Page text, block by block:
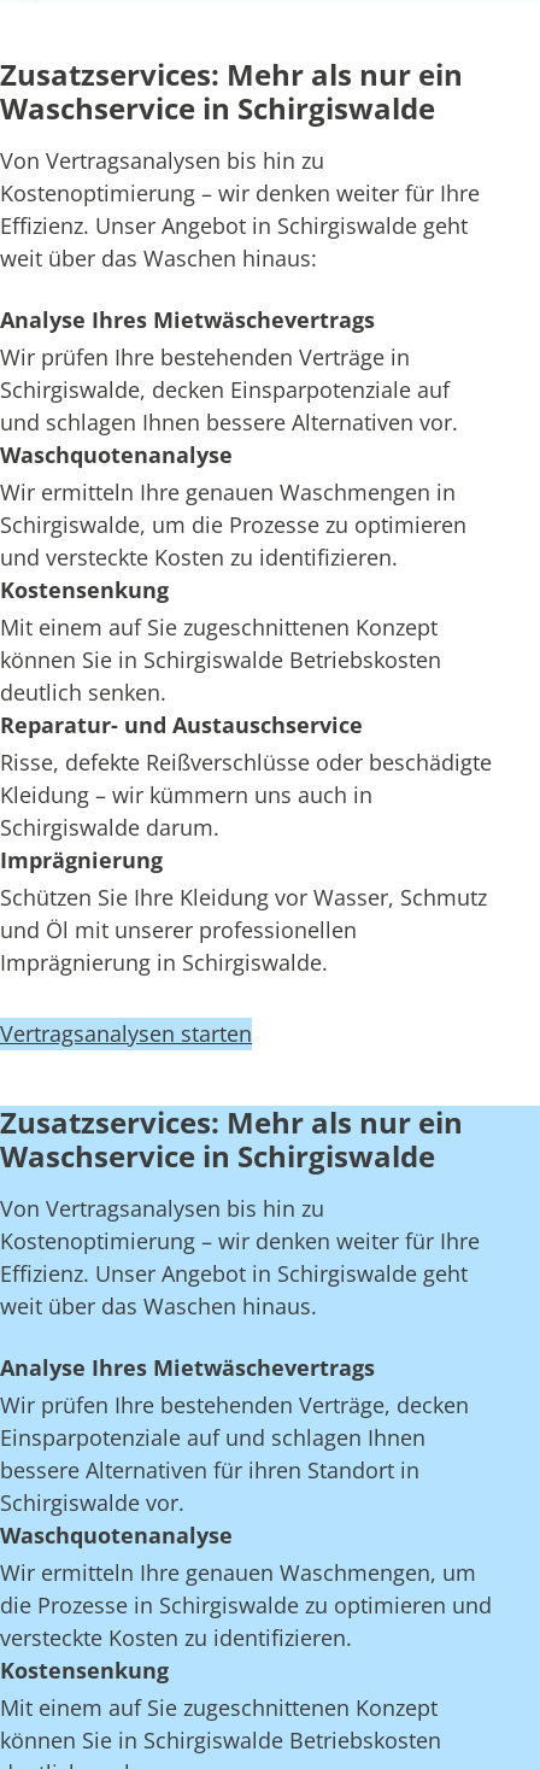
Zusatzservices: Mehr als nur ein
Waschservice in Schirgiswalde
Von Vertragsanalysen bis hin zu
Kostenoptimierung – wir denken weiter für Ihre
Effizienz. Unser Angebot in Schirgiswalde geht
weit über das Waschen hinaus:
Analyse Ihres Mietwäschevertrags
Wir prüfen Ihre bestehenden Verträge in
Schirgiswalde, decken Einsparpotenziale auf
und schlagen Ihnen bessere Alternativen vor.
Waschquotenanalyse
Wir ermitteln Ihre genauen Waschmengen in
Schirgiswalde, um die Prozesse zu optimieren
und versteckte Kosten zu identifizieren.
Kostensenkung
Mit einem auf Sie zugeschnittenen Konzept
können Sie in Schirgiswalde Betriebskosten
deutlich senken.
Reparatur- und Austauschservice
Risse, defekte Reißverschlüsse oder beschädigte
Kleidung – wir kümmern uns auch in
Schirgiswalde darum.
Imprägnierung
Schützen Sie Ihre Kleidung vor Wasser, Schmutz
und Öl mit unserer professionellen
Imprägnierung in Schirgiswalde.
Vertragsanalysen starten
Zusatzservices: Mehr als nur ein
Waschservice in Schirgiswalde
Von Vertragsanalysen bis hin zu
Kostenoptimierung – wir denken weiter für Ihre
Effizienz. Unser Angebot in Schirgiswalde geht
weit über das Waschen hinaus.
Analyse Ihres Mietwäschevertrags
Wir prüfen Ihre bestehenden Verträge, decken
Einsparpotenziale auf und schlagen Ihnen
bessere Alternativen für ihren Standort in
Schirgiswalde vor.
Waschquotenanalyse
Wir ermitteln Ihre genauen Waschmengen, um
die Prozesse in Schirgiswalde zu optimieren und
versteckte Kosten zu identifizieren.
Kostensenkung
Mit einem auf Sie zugeschnittenen Konzept
können Sie in Schirgiswalde Betriebskosten